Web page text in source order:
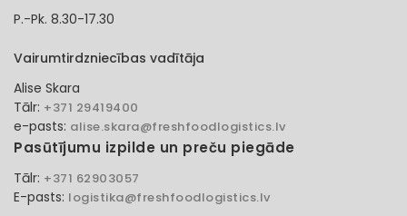
P.-Pk. 8.30-17.30
Vairumtirdzniecības vadītāja
Alise Skara
Tālr: +371 29419400
e-pasts: alise.skara@freshfoodlogistics.lv
Pasūtījumu izpilde un preču piegāde
Tālr: +371 62903057
E-pasts: logistika@freshfoodlogistics.lv